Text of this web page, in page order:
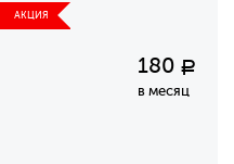
АКЦИЯ
180 Р
в месяц